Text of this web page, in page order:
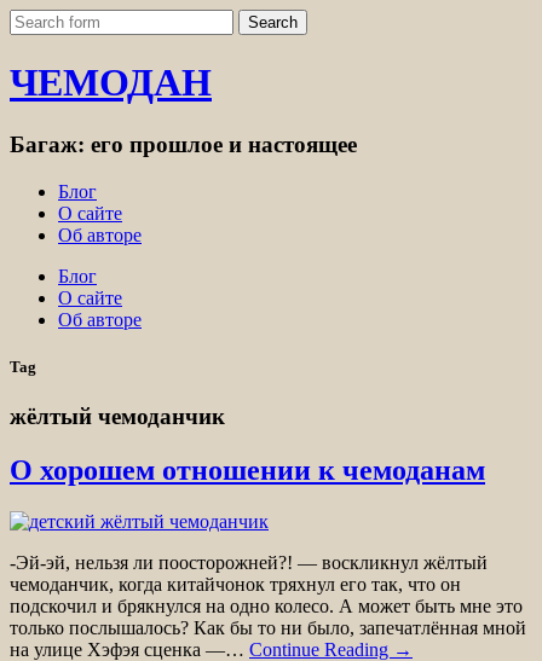
ЧЕМОДАН
Багаж: его прошлое и настоящее
Блог
О сайте
Об авторе
Блог
О сайте
Об авторе
Tag
жёлтый чемоданчик
О хорошем отношении к чемоданам
-Эй-эй, нельзя ли поосторожней?! — воскликнул жёлтый
чемоданчик, когда китайчонок тряхнул его так, что он
подскочил и брякнулся на одно колесо. А может быть мне это
только послышалось? Как бы то ни было, запечатлённая мной
на улице Хэфэя сценка —… Continue Reading →